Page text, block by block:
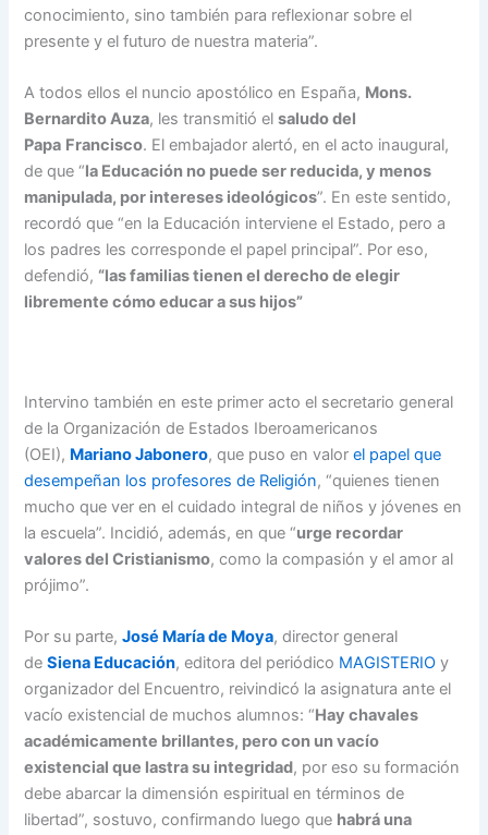
conocimiento, sino también para reflexionar sobre el
presente y el futuro de nuestra materia”.
A todos ellos el nuncio apostólico en España, Mons.
Bernardito Auza, les transmitió elsaludo del
Papa Francisco. El embajador alertó, en el acto inaugural,
de que “la Educación no puede ser reducida, y menos
manipulada, por intereses ideológicos”. En este sentido,
recordó que “en la Educación interviene el Estado, pero a
los padres les corresponde el papel principal”. Por eso,
defendió, “las familias tienen el derecho de elegir
libremente cómo educar a sus hijos”
Intervino también en este primer acto el secretario general
de la Organización de Estados Iberoamericanos
(OEI), Mariano Jabonero, que puso en valorel papel que
desempeñan los profesores de Religión, “quienes tienen
mucho que ver en el cuidado integral de niños y jóvenes en
la escuela”. Incidió, además, en que “urge recordar
valores del Cristianismo, como la compasión y el amor al
prójimo”.
Por su parte,José María de Moya, director general
deSiena Educación, editora del periódico MAGISTERIO y
organizador del Encuentro, reivindicó la asignatura ante el
vacío existencial de muchos alumnos: “Hay chavales
académicamente brillantes, pero con un vacío
existencial que lastra su integridad, por eso su formación
debe abarcar la dimensión espiritual en términos de
libertad”, sostuvo, confirmando luego que habrá una